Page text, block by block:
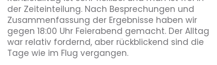
der Zeiteinteilung. Nach Besprechungen und
Zusammenfassung der Ergebnisse haben wir
gegen 18:00 Uhr Feierabend gemacht. Der Alltag
war relativ fordernd, aber rückblickend sind die
Tage wie im Flug vergangen.